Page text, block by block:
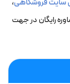
سایت فروشگاهی،
رایگان در جهت